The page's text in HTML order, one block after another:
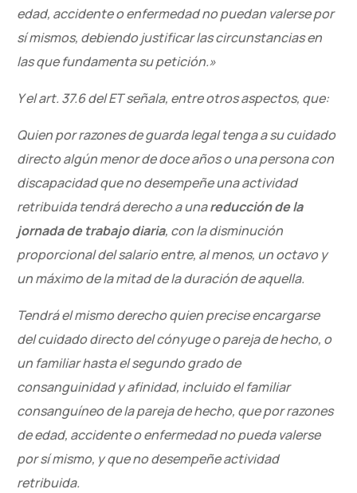
edad, accidente o enfermedad no puedan valerse por
sí mismos, debiendo justificar las circunstancias en
las que fundamenta su petición.»
Y el art. 37.6 del ET señala, entre otros aspectos, que:
Quien por razones de guarda legal tenga a su cuidado
directo algún menor de doce años o una persona con
discapacidad que no desempeñe una actividad
retribuida tendrá derecho a unareducción de la
jornada de trabajo diaria, con la disminución
proporcional del salario entre, al menos, un octavo y
un máximo de la mitad de la duración de aquella.
Tendrá el mismo derecho quien precise encargarse
del cuidado directo del cónyuge o pareja de hecho, o
un familiar hasta el segundo grado de
consanguinidad y afinidad, incluido el familiar
consanguíneo de la pareja de hecho, que por razones
de edad, accidente o enfermedad no pueda valerse
por sí mismo, y que no desempeñe actividad
retribuida.